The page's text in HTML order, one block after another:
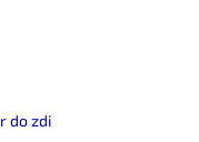
do zdi